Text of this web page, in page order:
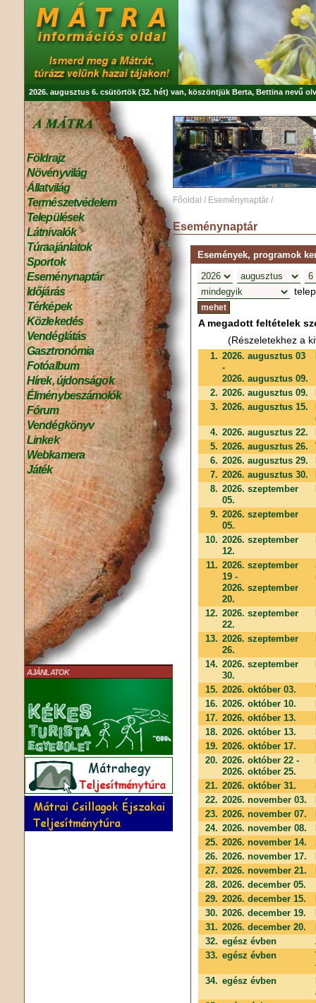
2026. augusztus 6. csütörtök (32. hét) van, köszöntjük Berta, Bettina nevű
Földrajz
Növényvilág
Állatvilág
Természetvédelem
Települések
Látnivalók
Túraajánlatok
Sportok
Eseménynaptár
Időjárás
Térképek
Közlekedés
Vendéglátás
Gasztronómia
Fotóalbum
Hírek, újdonságok
Élménybeszámolók
Fórum
Vendégkönyv
Linkek
Webkamera
Játék
AJÁNLATOK
Főoldal / Eseménynaptár /
Eseménynaptár
Események, programok
A megadott feltételek
(Részeletekhez a
1. 2026. augusztus 03
-
2026. augusztus 09.
2. 2026. augusztus 09.
3. 2026. augusztus 15.
4. 2026. augusztus 22.
5. 2026. augusztus 26.
6. 2026. augusztus 29.
7. 2026. augusztus 30.
8. 2026. szeptember
05.
9. 2026. szeptember
05.
10. 2026. szeptember
12.
11. 2026. szeptember
19 -
2026. szeptember
20.
12. 2026. szeptember
22.
13. 2026. szeptember
26.
14. 2026. szeptember
30.
15. 2026. október 03.
16. 2026. október 10.
17. 2026. október 13.
18. 2026. október 13.
19. 2026. október 17.
20. 2026. október 22 -
2026. október 25.
21. 2026. október 31.
22. 2026. november 03.
23. 2026. november 07.
24. 2026. november 08.
25. 2026. november 14.
26. 2026. november 17.
27. 2026. november 21.
28. 2026. december 05.
29. 2026. december 15.
30. 2026. december 19.
31. 2026. december 20.
32. egész évben
33. egész évben
34. egész évben